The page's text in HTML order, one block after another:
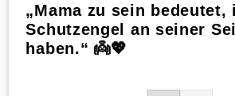
„Mama zu sein bedeutet,
Schutzengel an seiner
haben.“ 👼💖